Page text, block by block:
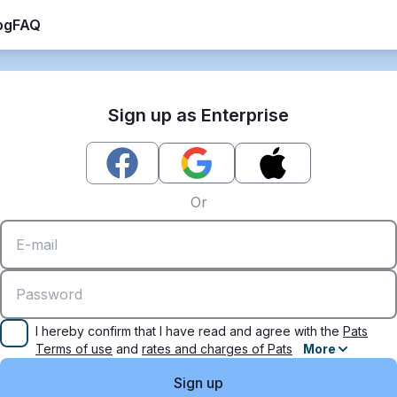
FAQ
Sign up as Enterprise
Or
I hereby confirm that I have read and agree with the Pats
Terms of use and rates and charges of Pats More
Sign up